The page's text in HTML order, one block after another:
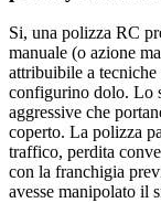
Si, una polizza RC
manuale (o azione
attribuibile a
configurino dolo. Lo
aggressive che
coperto. La polizza
traffico, perdita
con la franchigia
avesse manipolato il